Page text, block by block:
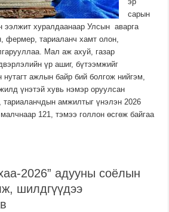
сарын
ээлжит хуралдаанаар Улсын аварга
фермер, тариаланч хамт олон,
Мал аж ахуй, газар
үр ашиг, бүтээмжийг
нутагт ажлын байр бий болгож нийгэм,
үнэтэй хувь нэмэр оруулсан
тариаланчдын амжилтыг үнэлэн 2026
121, тэмээ голлон өсгөж байгаа
2026” адууны соёлын
шилдгүүдээ